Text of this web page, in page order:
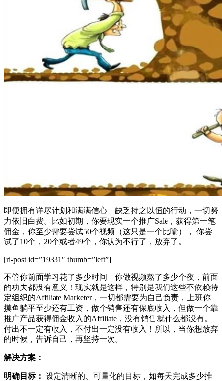
即便拥有详尽计划和满满信心，缺乏持之以恒的行动，一切努
力依旧白费。比如初期，你要现实一个推广Sale，获得第一笔
佣金，你至少需要尝试50个视频（这只是一个比喻）， 你尝
试了10个，20个或者49个，你认为不行了，放弃了。
[ri-post id=”19331″ thumb=”left”]
不管你前面学习花了多少时间，你做视频熬了多少个夜，前面
的功夫都没有意义！现实就是这样，特别是我们这些不依赖特
定组织的Affiliate Marketer，一切都需要为自己负责，上班你
摸鱼躺平至少还有工资，做个销售还有保底收入，但做一个靠
推广产品获得佣金收入的Affiliate，没有销售就什么都没有。
付出不一定有收入，不付出一定没有收入！所以，当你想放弃
的时候，告诉自己，再坚持一次。
解决方案：
明确目标： 设定清晰的、可量化的目标，如每天完成多少推